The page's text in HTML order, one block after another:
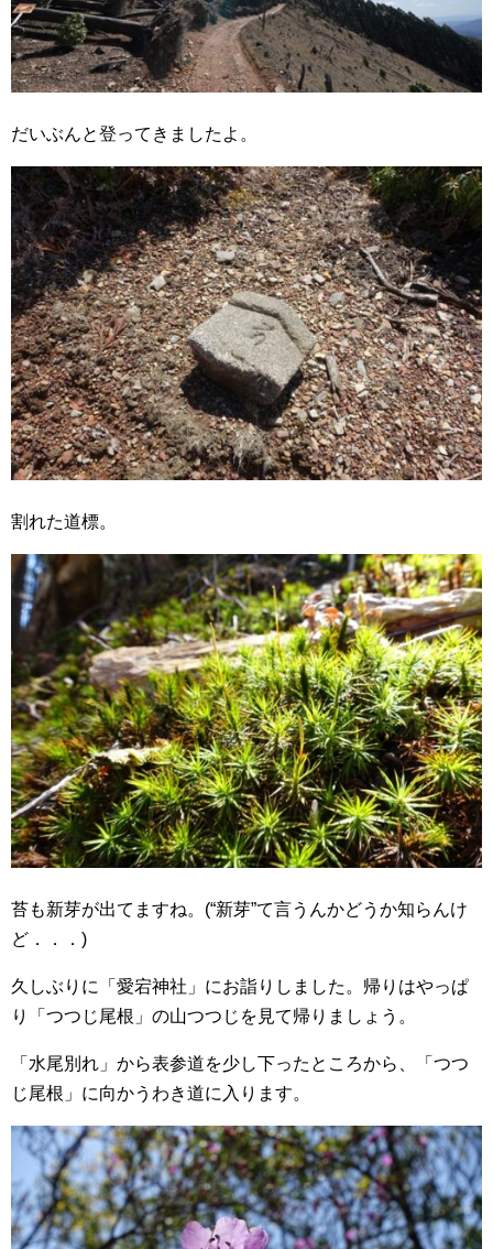
だいぶんと登ってきましたよ。
割れた道標。
苔も新芽が出てますね。(“新芽”て言うんかどうか知らんけ
ど．．．)
久しぶりに「愛宕神社」にお詣りしました。帰りはやっぱ
り「つつじ尾根」の山つつじを見て帰りましょう。
「水尾別れ」から表参道を少し下ったところから、「つつ
じ尾根」に向かうわき道に入ります。